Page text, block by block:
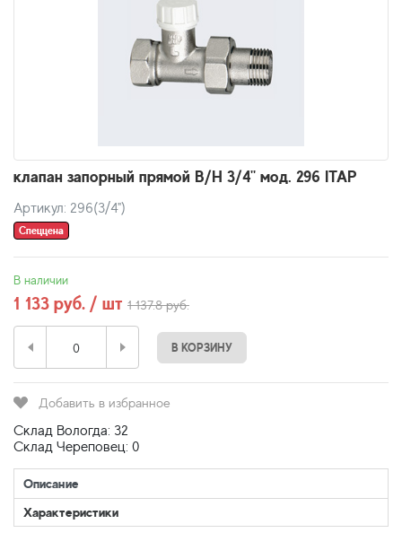
клапан запорный прямой В/Н 3/4'' мод. 296 ITAP
Артикул: 296(3/4")
Спеццена
В наличии
1 133 руб. / шт 1 137.8 руб.
В КОРЗИНУ
Добавить в избранное
Склад Вологда: 32
Склад Череповец: 0
Описание
Характеристики